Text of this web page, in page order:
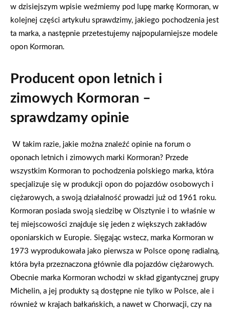
w dzisiejszym wpisie weźmiemy pod lupę markę Kormoran, w
kolejnej części artykułu sprawdzimy, jakiego pochodzenia jest
ta marka, a następnie przetestujemy najpopularniejsze modele
opon Kormoran.
Producent opon letnich i
zimowych Kormoran –
sprawdzamy opinie
W takim razie, jakie można znaleźć opinie na forum o
oponach letnich i zimowych marki Kormoran? Przede
wszystkim Kormoran to pochodzenia polskiego marka, która
specjalizuje się w produkcji opon do pojazdów osobowych i
ciężarowych, a swoją działalność prowadzi już od 1961 roku.
Kormoran posiada swoją siedzibę w Olsztynie i to właśnie w
tej miejscowości znajduje się jeden z większych zakładów
oponiarskich w Europie. Sięgając wstecz, marka Kormoran w
1973 wyprodukowała jako pierwsza w Polsce oponę radialną,
która była przeznaczona głównie dla pojazdów ciężarowych.
Obecnie marka Kormoran wchodzi w skład gigantycznej grupy
Michelin, a jej produkty są dostępne nie tylko w Polsce, ale i
również w krajach bałkańskich, a nawet w Chorwacji, czy na